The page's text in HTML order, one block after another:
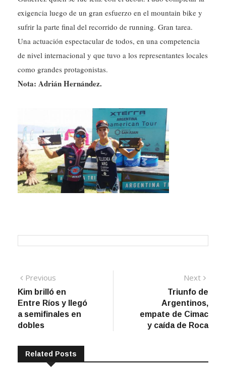
exigencia luego de un gran esfuerzo en el mountain bike y
sufrir la parte final del recorrido de running. Gran tarea.
Una actuación espectacular de todos, en una competencia
de nivel internacional y que tuvo a los representantes locales
como grandes protagonistas.
Nota: Adrián Hernández.
Navegación
de
entradas
Previous
post:
Kim brilló en
Entre Ríos y llegó
a semifinales en
dobles
Next
Triunfo de
Argentinos,
empate de Cimac
y caída de Roca
Related Posts